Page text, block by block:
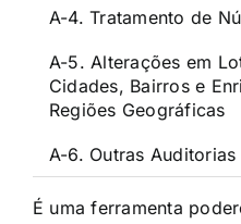
A-4. Tratamento de
A-5. Alterações em
Cidades, Bairros e
Regiões Geográficas
A-6. Outras
É uma ferramenta